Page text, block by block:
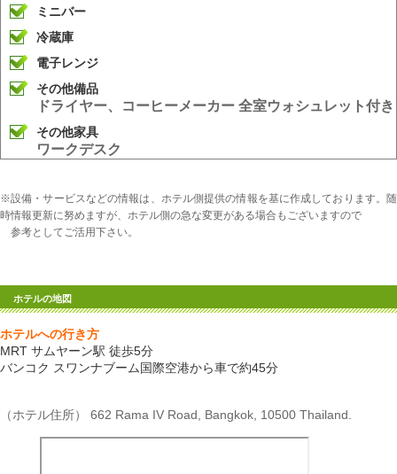
ミニバー
冷蔵庫
電子レンジ
その他備品
ドライヤー、コーヒーメーカー 全室ウォシュレット付き
その他家具
ワークデスク
※設備・サービスなどの情報は、ホテル側提供の情報を基に作成しております。随
時情報更新に努めますが、ホテル側の急な変更がある場合もございますので
参考としてご活用下さい。
ホテルの地図
ホテルへの行き方
MRT サムヤーン駅 徒歩5分
バンコク スワンナブーム国際空港から車で約45分
（ホテル住所） 662 Rama IV Road, Bangkok, 10500 Thailand.